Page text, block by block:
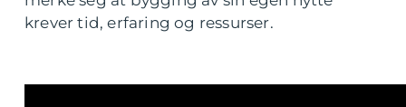
krever tid, erfaring og ressurser.